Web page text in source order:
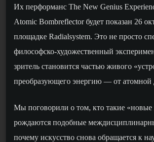
Их перформанс The New Genius
Atomic Bombreflector будет показан 26
площадке Radialsystem. Это не просто
философско-художественный
зритель становится частью живого
преобразующего энергию — от атомной
Мы поговорили о том, кто такие «новые
рождаются подобные
почему искусство снова обращается к